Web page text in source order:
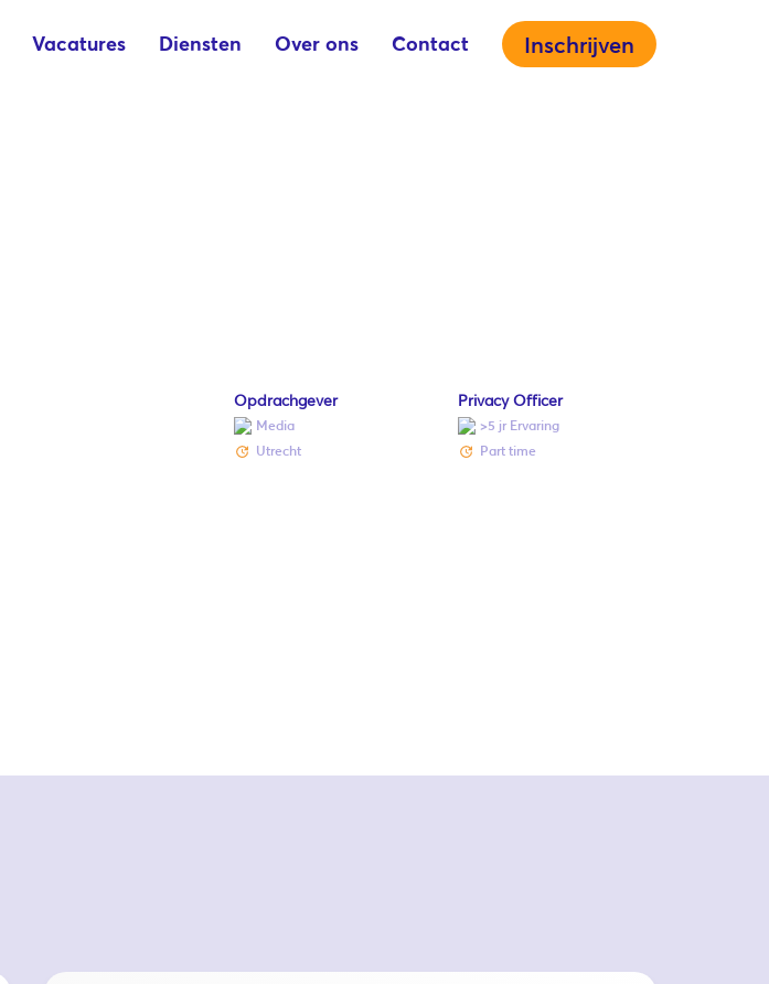
Vacatures Diensten Over ons Contact Inschrijven
Opdrachgever
Media
Utrecht
Privacy Officer
>5 jr Ervaring
Part time